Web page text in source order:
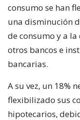
consumo se han
una disminución
de consumo y a
otros bancos e
bancarias.
A su vez, un 18%
flexibilizado sus
hipotecarios,